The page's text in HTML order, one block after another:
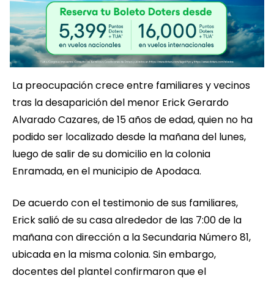
La preocupación crece entre familiares y vecinos
tras la desaparición del menor Erick Gerardo
Alvarado Cazares, de 15 años de edad, quien no ha
podido ser localizado desde la mañana del lunes,
luego de salir de su domicilio en la colonia
Enramada, en el municipio de Apodaca.
De acuerdo con el testimonio de sus familiares,
Erick salió de su casa alrededor de las 7:00 de la
mañana con dirección a la Secundaria Número 81,
ubicada en la misma colonia. Sin embargo,
docentes del plantel confirmaron que el